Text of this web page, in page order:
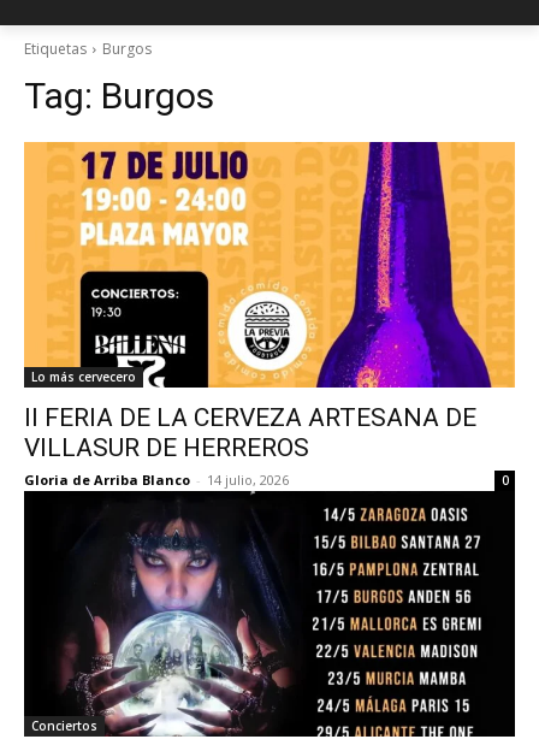
Etiquetas Burgos
Tag: Burgos
Lo más cervecero
II FERIA DE LA CERVEZA ARTESANA DE
VILLASUR DE HERREROS
Gloria de Arriba Blanco - 14 julio, 2026 0
Conciertos